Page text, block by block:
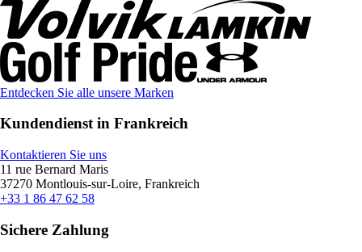
Entdecken Sie alle unsere Marken
Kundendienst in Frankreich
Kontaktieren Sie uns
11 rue Bernard Maris
37270 Montlouis-sur-Loire, Frankreich
+33 1 86 47 62 58
Sichere Zahlung